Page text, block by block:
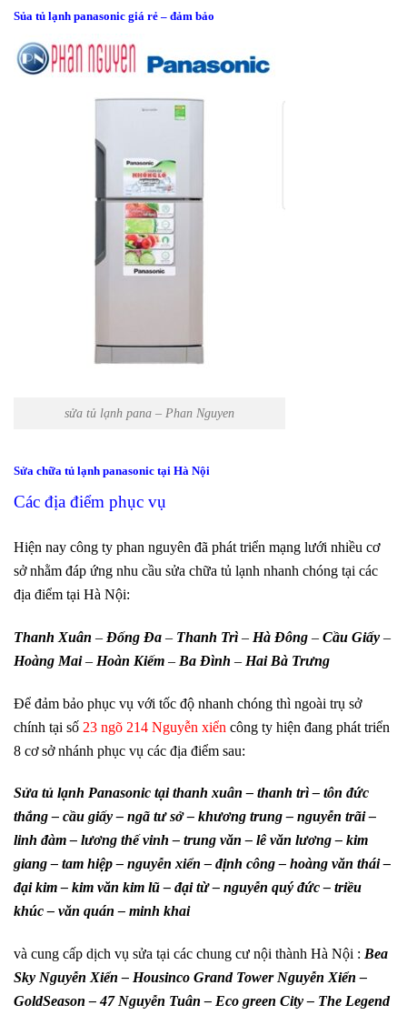
Sủa tủ lạnh panasonic giá rẻ – đảm bảo
sửa tủ lạnh pana – Phan Nguyen
Sửa chữa tủ lạnh panasonic tại Hà Nội
Các địa điểm phục vụ
Hiện nay công ty phan nguyên đã phát triển mạng lưới nhiều cơ
sở nhằm đáp ứng nhu cầu sửa chữa tủ lạnh nhanh chóng tại các
địa điểm tại Hà Nội:
Thanh Xuân – Đống Đa – Thanh Trì – Hà Đông – Cầu Giấy –
Hoàng Mai– Hoàn Kiếm – Ba Đình – Hai Bà Trưng
Để đảm bảo phục vụ với tốc độ nhanh chóng thì ngoài trụ sở
chính tại số 23 ngõ 214 Nguyễn xiển công ty hiện đang phát triển
8 cơ sở nhánh phục vụ các địa điểm sau:
Sửa tủ lạnh Panasonic tại thanh xuân – thanh trì – tôn đức
thắng – cầu giấy – ngã tư sở – khương trung – nguyễn trãi –
linh đàm – lương thế vinh – trung văn – lê văn lương – kim
giang – tam hiệp – nguyễn xiển – định công – hoàng văn thái –
đại kim – kim văn kim lũ – đại từ – nguyễn quý đức – triều
khúc – văn quán – minh khai
và cung cấp dịch vụ sửa tại các chung cư nội thành Hà Nội : Bea
Sky Nguyễn Xiển – Housinco Grand Tower Nguyễn Xiển –
GoldSeason – 47 Nguyễn Tuân – Eco green City – The Legend